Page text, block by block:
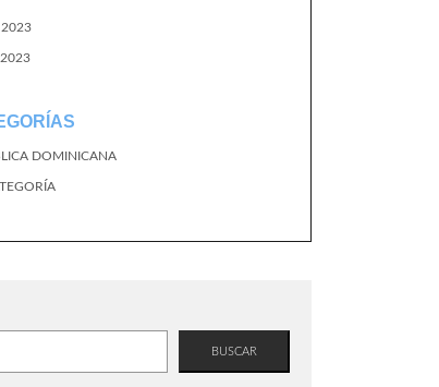
2023
DOMINICANA
BUSCAR